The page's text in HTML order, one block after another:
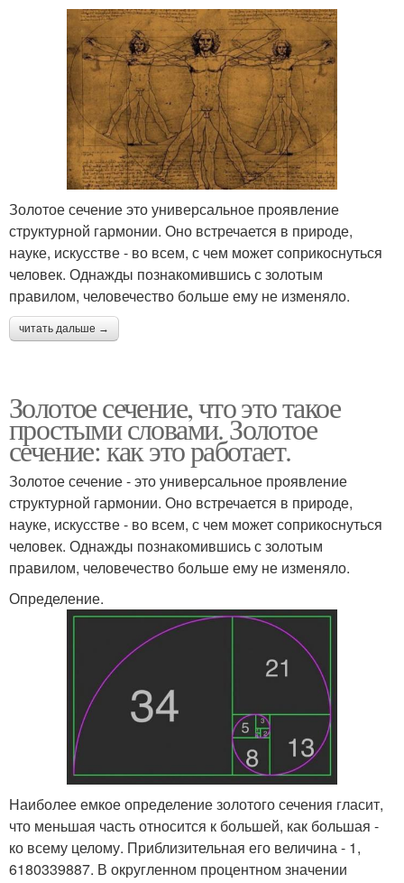
Золотое сечение это универсальное проявление
структурной гармонии. Оно встречается в природе,
науке, искусстве - во всем, с чем может соприкоснуться
человек. Однажды познакомившись с золотым
правилом, человечество больше ему не изменяло.
читать дальше →
Золотое сечение, что это такое
простыми словами. Золотое
сечение: как это работает.
Золотое сечение - это универсальное проявление
структурной гармонии. Оно встречается в природе,
науке, искусстве - во всем, с чем может соприкоснуться
человек. Однажды познакомившись с золотым
правилом, человечество больше ему не изменяло.
Определение.
Наиболее емкое определение золотого сечения гласит,
что меньшая часть относится к большей, как большая -
ко всему целому. Приблизительная его величина - 1,
6180339887. В округленном процентном значении